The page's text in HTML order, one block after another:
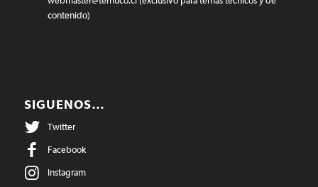
contenido)
SIGUENOS…
Twitter
Facebook
Instagram